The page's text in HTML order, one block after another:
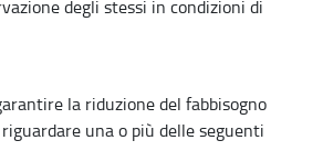
degli stessi in condizioni di
la riduzione del fabbisogno
una o più delle seguenti